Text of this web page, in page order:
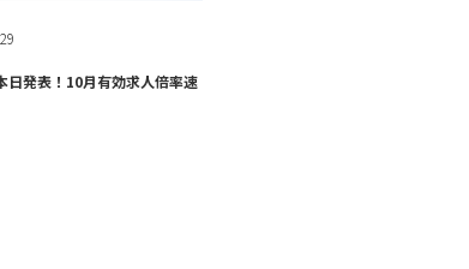
日発表！10月有効求人倍率速